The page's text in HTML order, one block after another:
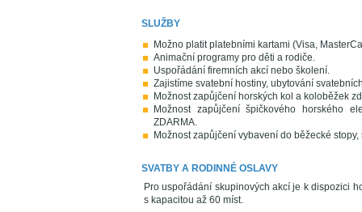
SLUŽBY
Možno platit platebními kartami (Visa,
Animační programy pro děti a rodiče.
Uspořádání firemních akcí nebo školení.
Zajistíme svatební hostiny, ubytování
Možnost zapůjčení horských kol a koloběžek
Možnost zapůjčení špičkového horského
ZDARMA.
Možnost zapůjčení vybavení do běžecké
SVATBY A RODINNÉ OSLAVY
Pro uspořádání skupinových akcí je k dispozici
s kapacitou až 60 míst.